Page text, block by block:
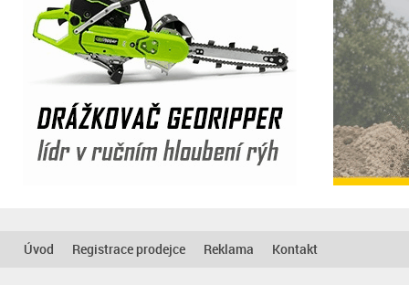
Úvod Registrace prodejce Reklama Kontakt